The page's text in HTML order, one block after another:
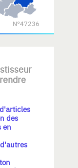
N°47236
des
en